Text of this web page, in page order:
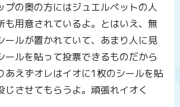
プの奥の方にはジュエルペットの人
も用意されているよ。とはいえ、無
ールが置かれていて、あまり人に見
ールを貼って投票できるものだから
あえずオレはイオに1枚のシールを貼
じさせてもらうよ。頑張れイオく